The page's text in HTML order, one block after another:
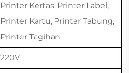
Printer Kertas, Printer Label,
Printer Kartu, Printer Tabung,
Printer Tagihan
220V